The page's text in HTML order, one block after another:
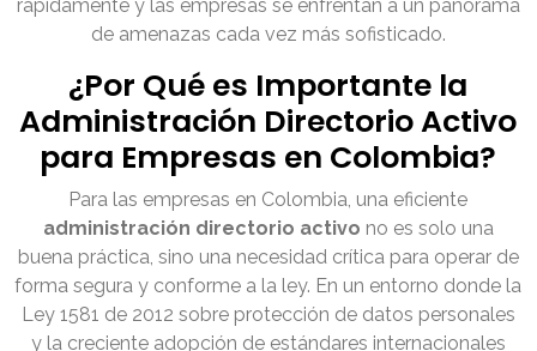
rápidamente y las empresas se enfrentan a un panorama
de amenazas cada vez más sofisticado.
¿Por Qué es Importante la
Administración Directorio Activo
para Empresas en Colombia?
Para las empresas en Colombia, una eficiente
administración directorio activo no es solo una
buena práctica, sino una necesidad crítica para operar de
forma segura y conforme a la ley. En un entorno donde la
Ley 1581 de 2012 sobre protección de datos personales
y la creciente adopción de estándares internacionales